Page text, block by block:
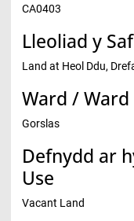
CA0403
Lleoliad y
Land at Heol Ddu,
Ward / Ward
Gorslas
Defnydd ar
Use
Vacant Land